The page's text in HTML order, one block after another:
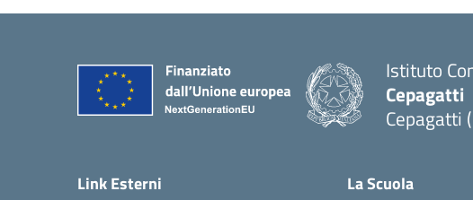
Istituto
Cepagatti
Cepagatti
Link Esterni La Scuola